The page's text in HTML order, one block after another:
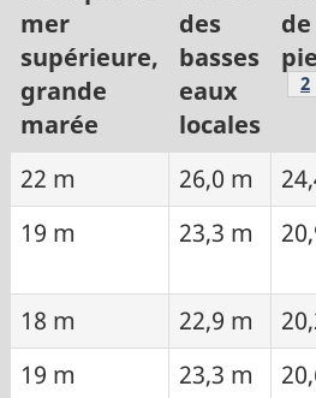
mer
supérieure,
grande
marée
des
basses
eaux
locales
de
2
22 m 26,0 m
19 m 23,3 m
18 m 22,9 m
19 m 23,3 m